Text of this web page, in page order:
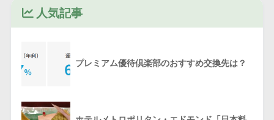
人気記事
プレミアム優待倶楽部のおすすめ交換先は？